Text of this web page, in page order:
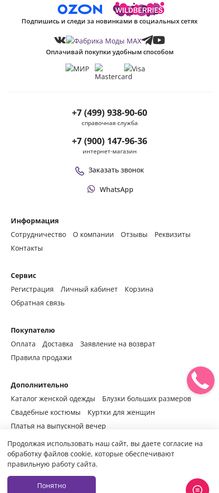
Информация
Сотрудничество
О компании Отзывы
Реквизиты
Контакты
Сервис
Регистрация
Личный кабинет
Корзина
Обратная связь
Покупателю
Оплата
Доставка
Заявление на возврат
Правила продажи
Дополнительно
Каталог женской одежды
Блузки больших размеров
Свадебные костюмы
Куртки для женщин
Платья на выпускной вечер
+7 (499) 938-90-60
справочная служба
+7 (900) 147-96-36
интернет-магазин
Заказать звонок
WhatsApp
Подпишись и следи за новинками в социальных сетях
Оплачивай покупки удобным способом
© 2014-2024 Все права защищены.
одежды fabrika-mody.ru - официальный сайт компании «Фабрика
Моды» г. Москва.
Продажа женской одежды оптом и в розницу с
Продолжая использовать наш сайт, вы даете согласие на
обработку файлов cookie, которые обеспечивают
правильную работу сайта.
Понятно